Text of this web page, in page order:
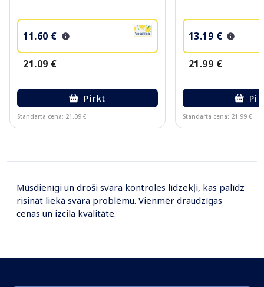
11.60 €
21.09 €
Pirkt
Standarta cena: 21.09 €
13.19 €
21.99 €
Standarta cena: 21.99 €
Mūsdienīgi un droši svara kontroles līdzekļi, kas palīdz
risināt liekā svara problēmu. Vienmēr draudzīgas
cenas un izcila kvalitāte.